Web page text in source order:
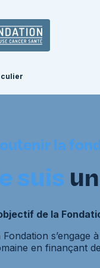
la
suis
de la
Fondation s’engage
en finançant